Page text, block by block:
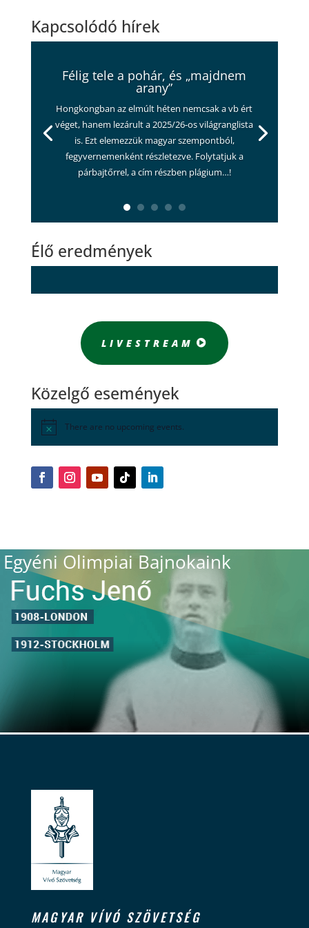
Kapcsolódó hírek
Félig tele a pohár, és „majdnem
arany”
Hongkongban az elmúlt héten nemcsak a vb ért
véget, hanem lezárult a 2025/26-os világranglista
is. Ezt elemezzük magyar szempontból,
fegyvernemenként részletezve. Folytatjuk a
párbajtőrrel, a cím részben plágium…!
Élő eredmények
LIVESTREAM
Közelgő események
There are no upcoming events.
Egyéni Olimpiai Bajnokaink
MAGYAR VÍVÓ SZÖVETSÉG